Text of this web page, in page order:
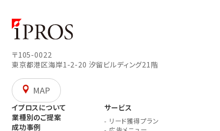
〒105-0022
東京都港区海岸1-2-20 汐留ビルディング21階
MAP
イプロスについて
業種別のご提案
成功事例
サービス
- リード獲得プラン